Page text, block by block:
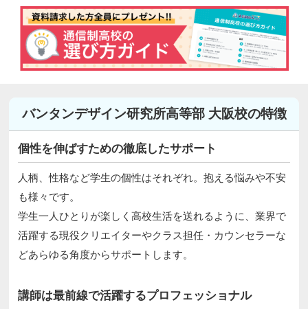
バンタンデザイン研究所高等部 大阪校の特徴
個性を伸ばすための徹底したサポート
人柄、性格など学生の個性はそれぞれ。抱える悩みや不安
も様々です。
学生一人ひとりが楽しく高校生活を送れるように、業界で
活躍する現役クリエイターやクラス担任・カウンセラーな
どあらゆる角度からサポートします。
講師は最前線で活躍するプロフェッショナル